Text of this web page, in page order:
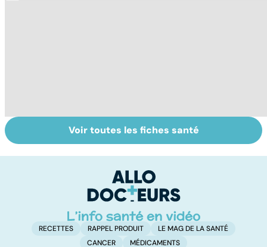
Tout savoir sur le
cerveau
Staphylocoque
doré : une
surveillance
Voir toutes les fiches santé
RECETTES RAPPEL PRODUIT
LE MAG DE LA SANTÉ
CANCER
MÉDICAMENTS